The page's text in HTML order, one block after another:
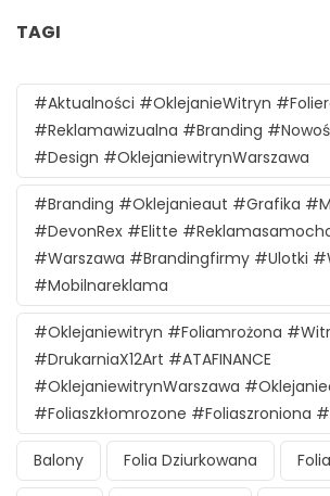
TAGI
#aktualności #oklejanieWitryn
#reklamawizualna #branding
#design #oklejaniewitrynWarszawa
#branding #oklejanieaut #grafika
#DevonRex #Elitte
#Warszawa #brandingfirmy #ulotki
#mobilnareklama
#oklejaniewitryn #foliamrożona
#DrukarniaX12Art #ATAFINANCE
#oklejaniewitrynWarszawa
#foliaszkłomrozone #foliaszroniona
Balony Folia Dziurkowana